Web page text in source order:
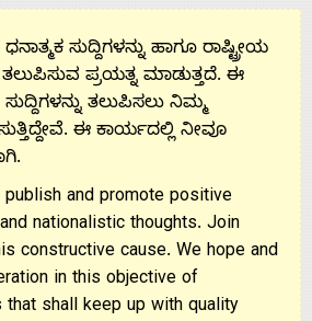
ಸುದ್ದಿಗಳನ್ನು ಹಾಗೂ ರಾಷ್ಟ್ರೀಯ
ಪ್ರಯತ್ನ ಮಾಡುತ್ತದೆ. ಈ
ತಲುಪಿಸಲು ನಿಮ್ಮ
ಈ ಕಾರ್ಯದಲ್ಲಿ ನೀವೂ
and promote positive
nationalistic thoughts. Join
constructive cause. We hope and
in this objective of
that shall keep up with quality